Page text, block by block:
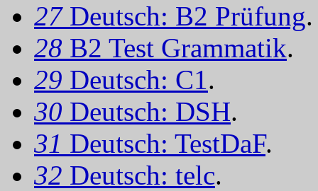
27 Deutsch: B2 Prüfung.
28 B2 Test Grammatik.
29 Deutsch: C1.
30 Deutsch: DSH.
31 Deutsch: TestDaF.
32 Deutsch: telc.